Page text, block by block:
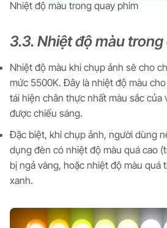
Nhiệt độ màu trong quay phim
3.3. Nhiệt độ màu
Nhiệt độ màu khi chụp ảnh sẽ cho
mức 5500K. Đây là nhiệt độ màu
tái hiện chân thực nhất màu sắc của
được chiếu sáng.
Đặc biệt, khi chụp ảnh, người dùng
dụng đèn có nhiệt độ màu quá cao
bị ngả vàng, hoặc nhiệt độ màu quá
xanh.